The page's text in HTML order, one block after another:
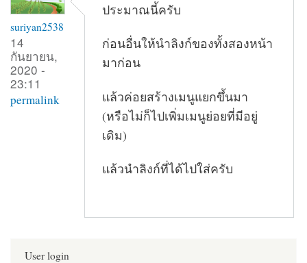
suriyan2538
14
กันยายน,
2020 -
23:11
permalink
ประมาณนี้ครับ
ก่อนอื่นให้นำลิงก์ของทั้งสองหน้า
มาก่อน
แล้วค่อยสร้างเมนูแยกขึ้นมา
(หรือไม่ก็ไปเพิ่มเมนูย่อยที่มีอยู่
เดิม)
แล้วนำลิงก์ที่ได้ไปใส่ครับ
User login